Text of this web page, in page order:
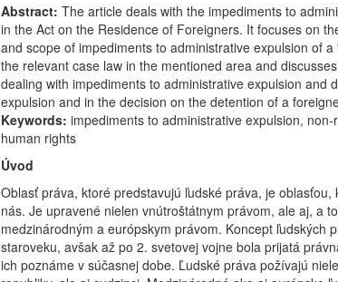
Abstract: The article deals with the impediments to
in the Act on the Residence of Foreigners. It focuses on
and scope of impediments to administrative expulsion of
the relevant case law in the mentioned area and
dealing with impediments to administrative expulsion and
expulsion and in the decision on the detention of a
Keywords: impediments to administrative expulsion,
human rights
Úvod
Oblasť práva, ktoré predstavujú ľudské práva, je oblasťou,
nás. Je upravené nielen vnútroštátnym právom, ale aj, a
medzinárodným a európskym právom. Koncept ľudských
staroveku, avšak až po 2. svetovej vojne bola prijatá
ich poznáme v súčasnej dobe. Ľudské práva požívajú